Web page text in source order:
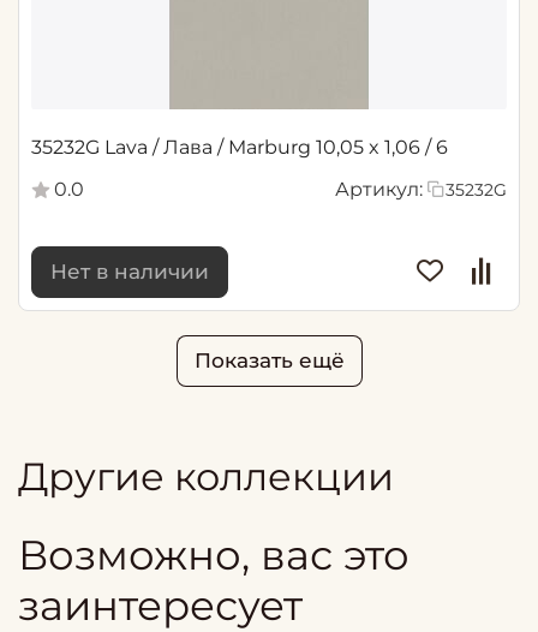
35232G Lava / Лава / Marburg 10,05 x 1,06 / 6
0.0
Артикул: 35232G
Нет в наличии
Показать ещё
Другие коллекции
Возможно, вас это
заинтересует